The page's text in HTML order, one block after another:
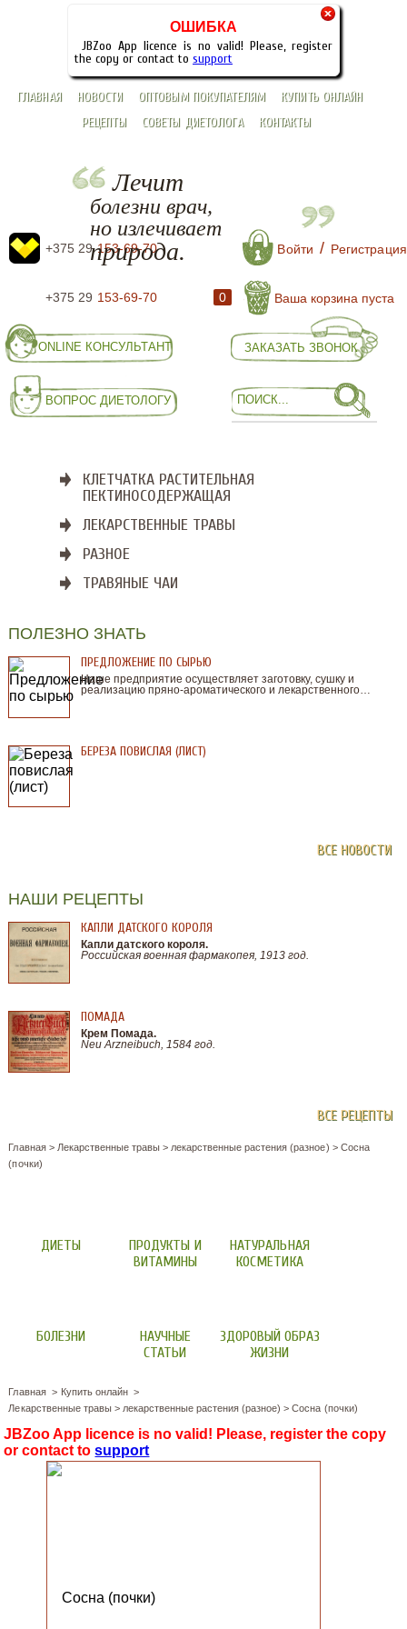
ОШИБКА
JBZoo App licence is no valid! Please, register
the copy or contact to support
ГЛАВНАЯ НОВОСТИ ОПТОВЫМ ПОКУПАТЕЛЯМ
КУПИТЬ ОНЛАЙН
РЕЦЕПТЫ
СОВЕТЫ ДИЕТОЛОГА КОНТАКТЫ
+375 29 153-69-70
+375 29 153-69-70
Лечит
болезни врач,
но излечивает
природа. Войти / Регистрация
0 Ваша корзина пуста
ЗАКАЗАТЬ ЗВОНОК
ВОПРОС ДИЕТОЛОГУ
ONLINE КОНСУЛЬТАНТ
КЛЕТЧАТКА РАСТИТЕЛЬНАЯ
ПЕКТИНОСОДЕРЖАЩАЯ
ЛЕКАРСТВЕННЫЕ ТРАВЫ
РАЗНОЕ
ТРАВЯНЫЕ ЧАИ
ПОЛЕЗНО ЗНАТЬ
ПРЕДЛОЖЕНИЕ ПО СЫРЬЮ
Наше предприятие осуществляет заготовку, сушку и
реализацию пряно-ароматического и лекарственного…
БЕРЕЗА ПОВИСЛАЯ (ЛИСТ)
ВСЕ НОВОСТИ
НАШИ РЕЦЕПТЫ
КАПЛИ ДАТСКОГО КОРОЛЯ
Капли датского короля.
Российская военная фармакопея, 1913 год.
ПОМАДА
Крем Помада.
Neu Arzneibuch, 1584 год.
ВСЕ РЕЦЕПТЫ
Главная > Лекарственные травы > лекарственные растения (разное) > Сосна
(почки)
ДИЕТЫ
ПРОДУКТЫ И
ВИТАМИНЫ
НАТУРАЛЬНАЯ
КОСМЕТИКА
БОЛЕЗНИ
НАУЧНЫЕ
СТАТЬИ
ЗДОРОВЫЙ ОБРАЗ
ЖИЗНИ
Главная
Купить онлайн
Лекарственные травы > лекарственные растения (разное)>Сосна (почки)
JBZoo App licence is no valid! Please, register the copy
or contact tosupport